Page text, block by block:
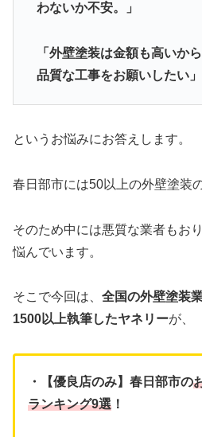
わないか不安。」
「外壁塗装は金額も高いか
品質な工事をお願いしたい」
というお悩みにお答えします。
春日部市には50以上の外壁塗装
そのため中には悪質な業者もお
悩んでいます。
そこで今回は、 全国の外壁塗装
1500以上執筆したヤネリーが、
・【優良店のみ】春日部市の
ランキング9選 ！